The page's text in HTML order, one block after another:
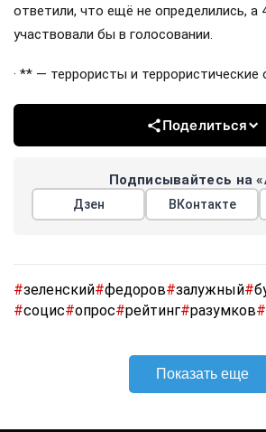
ответили, что ещё не определились, а
участвовали бы в голосовании.
· ** — террористы и террористические
Поделиться
Подписывайтесь на
Дзен ВКонтакте
#зеленский#федоров#залужный#
#социс#опрос#рейтинг#разумков#
Показать еще